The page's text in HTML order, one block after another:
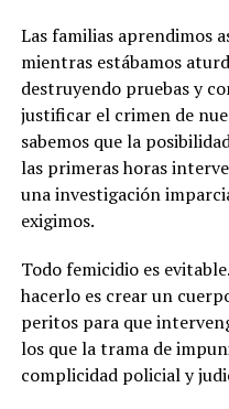
Las familias aprendimos
mientras estábamos
destruyendo pruebas y
justificar el crimen de
sabemos que la
las primeras horas
una investigación
exigimos.
Todo femicidio es
hacerlo es crear un
peritos para que
los que la trama de
complicidad policial y